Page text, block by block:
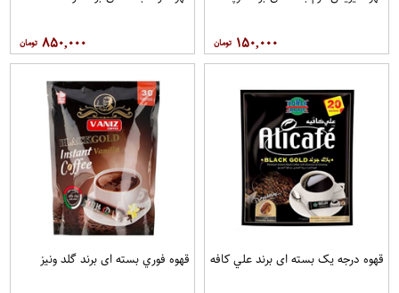
۱۵۰,۰۰۰ ۸۵۰,۰۰۰
قهوه درجه یک بسته ای برند علي کافه قهوه فوري بسته ای برند گلد ونيز